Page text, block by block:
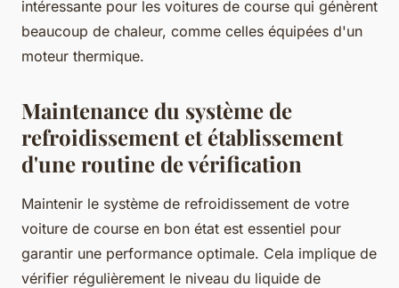
intéressante pour les voitures de course qui génèrent
beaucoup de chaleur, comme celles équipées d'un
moteur thermique.
Maintenance du système de
refroidissement et établissement
d'une routine de vérification
Maintenir le système de refroidissement de votre
voiture de course en bon état est essentiel pour
garantir une performance optimale. Cela implique de
vérifier régulièrement le niveau du liquide de